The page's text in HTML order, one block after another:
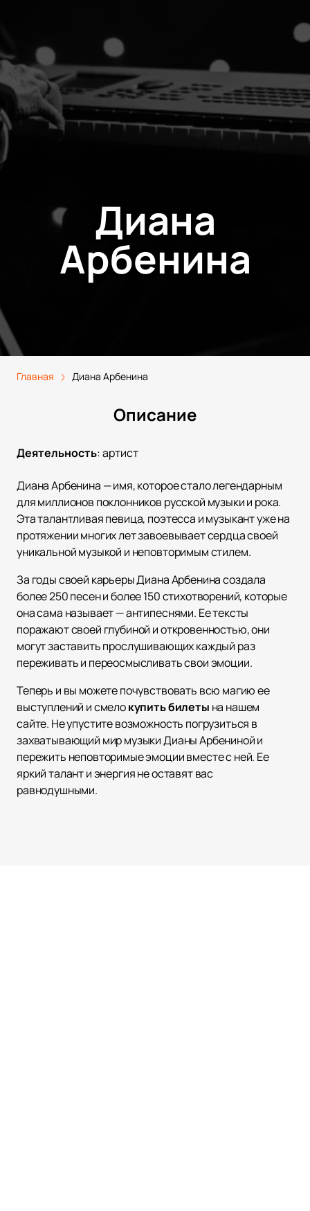
Диана
Арбенина
Главная Диана Арбенина
Описание
Деятельность:артист
Диана Арбенина — имя, которое стало легендарным
для миллионов поклонников русской музыки и рока.
Эта талантливая певица, поэтесса и музыкант уже на
протяжении многих лет завоевывает сердца своей
уникальной музыкой и неповторимым стилем.
За годы своей карьеры Диана Арбенина создала
более 250 песен и более 150 стихотворений, которые
она сама называет — антипеснями. Ее тексты
поражают своей глубиной и откровенностью, они
могут заставить прослушивающих каждый раз
переживать и переосмысливать свои эмоции.
Теперь и вы можете почувствовать всю магию ее
выступлений и смелокупить билеты на нашем
сайте. Не упустите возможность погрузиться в
захватывающий мир музыки Дианы Арбениной и
пережить неповторимые эмоции вместе с ней. Ее
яркий талант и энергия не оставят вас
равнодушными.